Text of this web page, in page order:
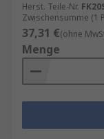
Herst. Teile-Nr.
Zwischensumme (1
37,31 €(ohne
Menge